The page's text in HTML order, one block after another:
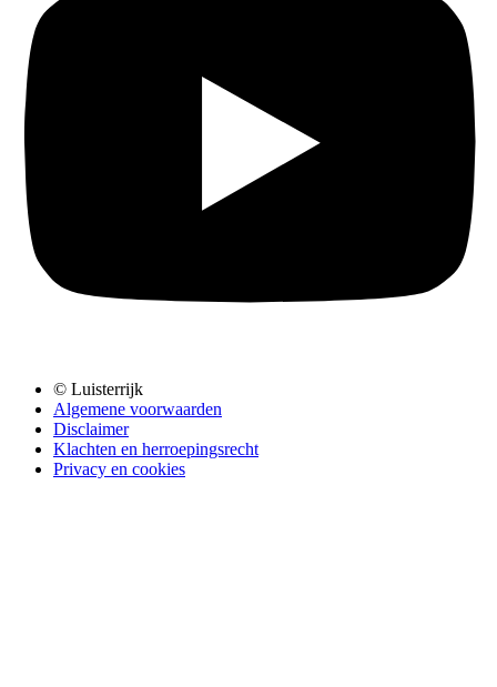
© Luisterrijk
Algemene voorwaarden
Disclaimer
Klachten en herroepingsrecht
Privacy en cookies